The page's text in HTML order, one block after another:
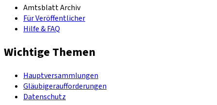
Amtsblatt Archiv
Für Veröffentlicher
Hilfe & FAQ
Wichtige Themen
Hauptversammlungen
Gläubigeraufforderungen
Datenschutz